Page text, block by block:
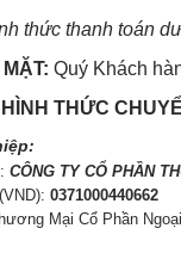
thức thanh toán
Quý Khách
THỨC
CÔNG TY CỔ PHẦN
0371000440662
Mại Cổ Phần